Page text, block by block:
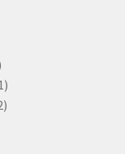
1
produkt
2